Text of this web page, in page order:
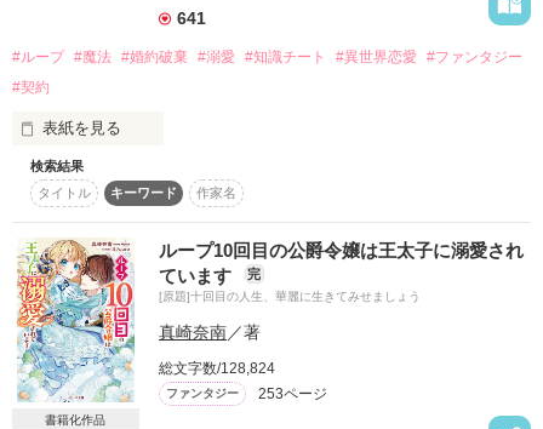
力を開花させ竜王様に溺愛されるお話。
設定はゆるゆるです。他サイトでも重複投稿しています。
Roki@さん、山田の花子さん、レビューありがとうございまし
た！嬉しかったです！
作品を読む
641
#ループ #魔法 #婚約破棄 #溺愛 #知識チート #異世界恋愛 #ファンタジー
#契約
表紙を見る
＊2022年8月刊でベリーズ文庫より書籍化します。こちらは改
稿前の作品になりますのでご了承ください。
エリス国の第一王女であるシャルロットは王女でありながら虐
げられ、恵まれない環境で育ってきた。
そんなシャルロットだったが、幸せになることを夢見て隣国へ
と嫁ぐ。
しかし、待っていたのは結婚式の日に夫に『ドブネズミ』と言
われて殺されるという最悪な結末。
そして気付けば、数年前に時が巻き戻っていた。
検索結果
タイトル
キーワード 作家名
書籍化作品
ループ10回目の公爵令嬢は王太子に溺愛され
ています
完
[原題]十回目の人生、華麗に生きてみせましょう
真崎奈南／著
総文字数/128,824
ファンタジー 253ページ